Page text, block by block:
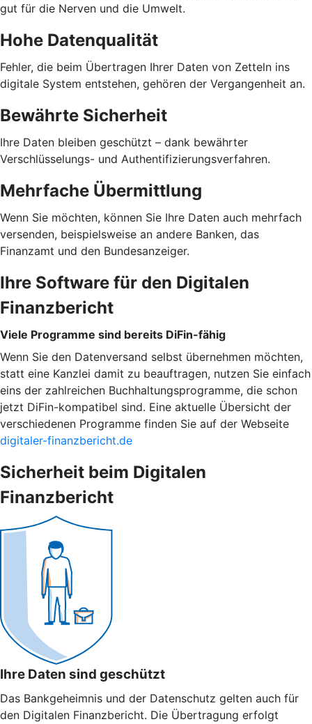
gut für die Nerven und die Umwelt.
Hohe Datenqualität
Fehler, die beim Übertragen Ihrer Daten von Zetteln ins
digitale System entstehen, gehören der Vergangenheit an.
Bewährte Sicherheit
Ihre Daten bleiben geschützt – dank bewährter
Verschlüsselungs- und Authentifizierungsverfahren.
Mehrfache Übermittlung
Wenn Sie möchten, können Sie Ihre Daten auch mehrfach
versenden, beispielsweise an andere Banken, das
Finanzamt und den Bundesanzeiger.
Ihre Software für den Digitalen
Finanzbericht
Viele Programme sind bereits DiFin-fähig
Wenn Sie den Datenversand selbst übernehmen möchten,
statt eine Kanzlei damit zu beauftragen, nutzen Sie einfach
eins der zahlreichen Buchhaltungsprogramme, die schon
jetzt DiFin-kompatibel sind. Eine aktuelle Übersicht der
verschiedenen Programme finden Sie auf der Webseite
digitaler-finanzbericht.de
Sicherheit beim Digitalen
Finanzbericht
Ihre Daten sind geschützt
Das Bankgeheimnis und der Datenschutz gelten auch für
den Digitalen Finanzbericht. Die Übertragung erfolgt